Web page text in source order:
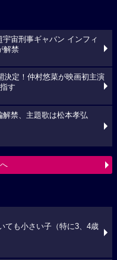
宇宙刑事ギャバン インフィ
解禁
決定！仲村悠菜が映画初主演
す
解禁、主題歌は松本孝弘
ても小さい子（特に3、4歳